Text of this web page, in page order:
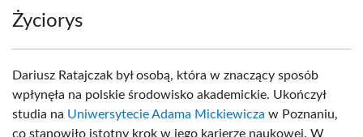
Życiorys
Dariusz Ratajczak był osobą, która w znaczący sposób
wpłynęła na polskie środowisko akademickie. Ukończył
studia na Uniwersytecie Adama Mickiewicza w Poznaniu,
co stanowiło istotny krok w jego karierze naukowej. W